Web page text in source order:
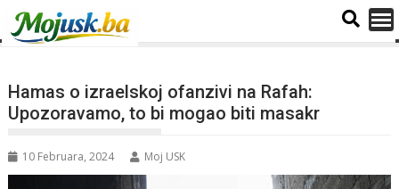
Hamas o izraelskoj ofanzivi na Rafah:
Upozoravamo, to bi mogao biti masakr
10 Februara, 2024 Moj USK